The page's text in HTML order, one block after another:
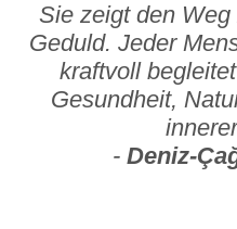
Sie zeigt den
Geduld. Jeder
kraftvoll begleitet
Gesundheit,
- Deniz-